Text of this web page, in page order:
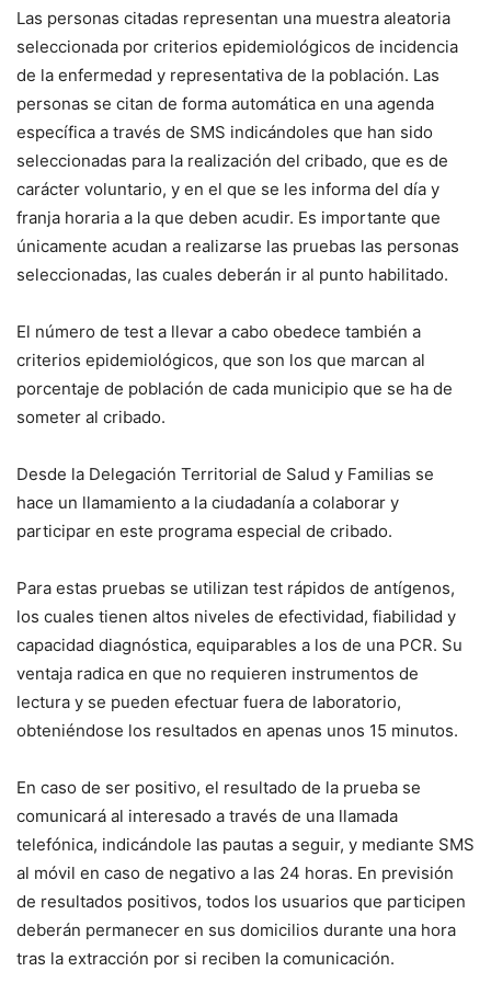
Las personas citadas representan una muestra aleatoria
seleccionada por criterios epidemiológicos de incidencia
de la enfermedad y representativa de la población. Las
personas se citan de forma automática en una agenda
específica a través de SMS indicándoles que han sido
seleccionadas para la realización del cribado, que es de
carácter voluntario, y en el que se les informa del día y
franja horaria a la que deben acudir. Es importante que
únicamente acudan a realizarse las pruebas las personas
seleccionadas, las cuales deberán ir al punto habilitado.
El número de test a llevar a cabo obedece también a
criterios epidemiológicos, que son los que marcan al
porcentaje de población de cada municipio que se ha de
someter al cribado.
Desde la Delegación Territorial de Salud y Familias se
hace un llamamiento a la ciudadanía a colaborar y
participar en este programa especial de cribado.
Para estas pruebas se utilizan test rápidos de antígenos,
los cuales tienen altos niveles de efectividad, fiabilidad y
capacidad diagnóstica, equiparables a los de una PCR. Su
ventaja radica en que no requieren instrumentos de
lectura y se pueden efectuar fuera de laboratorio,
obteniéndose los resultados en apenas unos 15 minutos.
En caso de ser positivo, el resultado de la prueba se
comunicará al interesado a través de una llamada
telefónica, indicándole las pautas a seguir, y mediante SMS
al móvil en caso de negativo a las 24 horas. En previsión
de resultados positivos, todos los usuarios que participen
deberán permanecer en sus domicilios durante una hora
tras la extracción por si reciben la comunicación.